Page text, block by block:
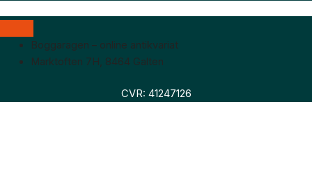
Boggaragen – online antikvariat
Marktoften 7H, 8464 Galten
CVR: 41247126